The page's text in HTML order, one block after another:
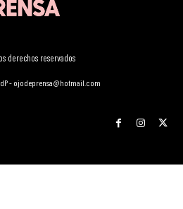
derechos reservados
- ojodeprensa@hotmail.com